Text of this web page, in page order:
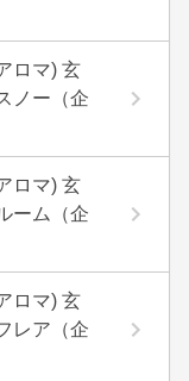
ロマ) 玄
ノー（企
ロマ) 玄
ーム（企
ロマ) 玄
レア（企